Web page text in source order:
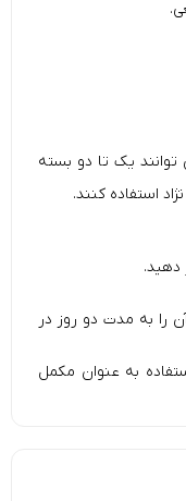
روزانه می توانند یک تا دو بسته
استفاده کنند.
دهید.
را به مدت دو روز در
به عنوان مکمل